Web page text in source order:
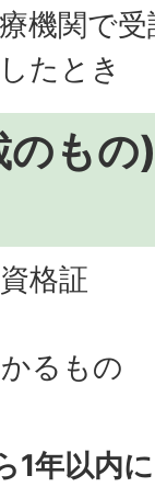
機関で
たとき
も
格証
るもの
1年以内